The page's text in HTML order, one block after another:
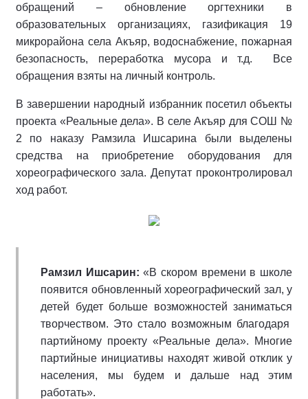
обращений – обновление оргтехники в
образовательных организациях, газификация 19
микрорайона села Акъяр, водоснабжение, пожарная
безопасность, переработка мусора и т.д. Все
обращения взяты на личный контроль.
В завершении народный избранник посетил объекты
проекта «Реальные дела». В селе Акъяр для СОШ №
2 по наказу Рамзила Ишсарина были выделены
средства на приобретение оборудования для
хореографического зала. Депутат проконтролировал
ход работ.
Рамзил Ишсарин: «В скором времени в школе
появится обновленный хореографический зал, у
детей будет больше возможностей заниматься
творчеством. Это стало возможным благодаря
партийному проекту «Реальные дела». Многие
партийные инициативы находят живой отклик у
населения, мы будем и дальше над этим
работать».